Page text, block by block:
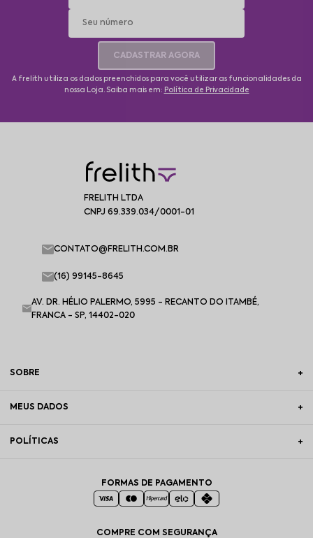
CADASTRAR AGORA
A frelith utiliza os dados preenchidos para você utilizar as funcionalidades da
nossa Loja. Saiba mais em: Política de Privacidade
FRELITH LTDA
CNPJ 69.339.034/0001-01
CONTATO@FRELITH.COM.BR
(16) 99145-8645
AV. DR. HÉLIO PALERMO, 5995 - RECANTO DO ITAMBÉ,
FRANCA - SP, 14402-020
SOBRE
MEUS DADOS
POLÍTICAS
FORMAS DE PAGAMENTO
COMPRE COM SEGURANÇA